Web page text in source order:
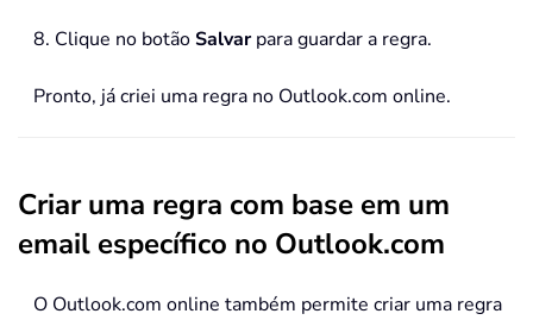
8. Clique no botãoSalvarpara guardar a regra.
Pronto, já criei uma regra no Outlook.com online.
Criar uma regra com base em um
email específico no Outlook.com
O Outlook.com online também permite criar uma regra